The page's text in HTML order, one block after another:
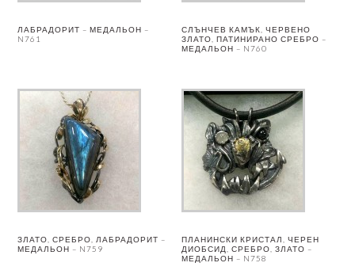
ЛАБРАДОРИТ – МЕДАЛЬОН –
N761
СЛЪНЧЕВ КАМЪК, ЧЕРВЕНО
ЗЛАТО, ПАТИНИРАНО СРЕБРО –
МЕДАЛЬОН – N760
ЗЛАТО, СРЕБРО, ЛАБРАДОРИТ –
МЕДАЛЬОН – N759
ПЛАНИНСКИ КРИСТАЛ, ЧЕРЕН
ДИОБСИД, СРЕБРО, ЗЛАТО –
МЕДАЛЬОН – N758